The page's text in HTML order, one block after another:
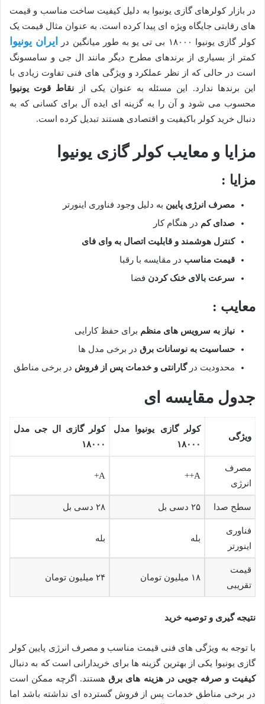
در بازار کولرهای گازی یونیوا به دلیل کیفیت ساخت مناسب و قیمت
های رقابتی جایگاه ویژه ای پیدا کرده است. به عنوان مثال قیمت یک
کولر گازی یونیوا ۱۸۰۰۰ بی تی یو به طور میانگین در
ایران یونیوا
کمتر از بسیاری از برندهای مطرح دیگر مانند ال جی و سامسونگ
است در حالی که از نظر عملکرد و ویژگی های فنی تفاوت زیادی با
این برندها ندارد. این مسئله به عنوان یکی از نقاط قوت یونیوا
محسوب می شود و آن را به گزینه ای ایده آل برای کسانی که به
دنبال خرید کولر باکیفیت و اقتصادی هستند تبدیل کرده است.
مزایا و معایب کولر گازی یونیوا
مزایا :
مصرف انرژی پایین به دلیل وجود فناوری اینورتر
صدای کم در هنگام کار
کنترل هوشمند و قابلیت اتصال به وای فای
قیمت مناسب در مقایسه با رقبا
سرعت بالای خنک کردن فضا
معایب :
نیاز به سرویس های منظم برای حفظ کارایی
حساسیت به نوسانات برق در برخی مدل ها
محدودیت درگارانتی و خدمات پس از فروش در برخی مناطق
جدول مقایسه ای
ویژگی
کولر گازی یونیوا مدل
۱۸۰۰۰
کولر گازی ال جی مدل
۱۸۰۰۰
مصرف
انرژی
A++
A+
سطح صدا ۲۵ دسی بل ۲۸ دسی بل
فناوری
اینورتر
بله بله
قیمت
تقریبی
۱۸ میلیون تومان ۲۴ میلیون تومان
نتیجه گیری و توصیه خرید
با توجه به ویژگی های فنی قیمت مناسب و مصرف انرژی پایین کولر
گازی یونیوا یکی از بهترین گزینه ها برای خریدارانی است که به دنبال
کیفیت و صرفه جویی در هزینه های برقهستند. اگرچه ممکن است
در برخی مناطق خدمات پس از فروش گسترده ای نداشته باشد اما